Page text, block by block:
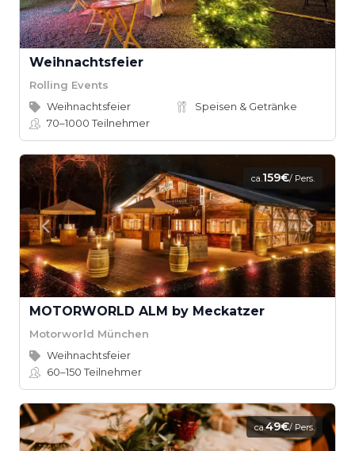
Weihnachtsfeier
Rolling Events
Weihnachtsfeier
Speisen & Getränke
70–1000Teilnehmer
ca.159€/ Pers.
MOTORWORLD ALM by Meckatzer
Motorworld München
Weihnachtsfeier
60–150Teilnehmer
ca.49€/ Pers.